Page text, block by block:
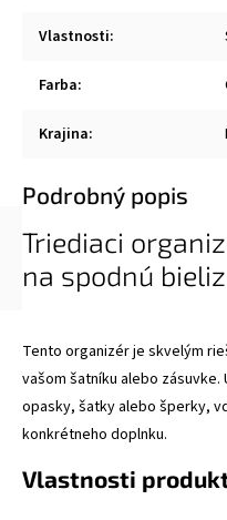
Vlastnosti:
Farba:
Krajina:
Podrobný popis
Triediaci
na spodnú
Tento organizér je skvelým
vašom šatníku alebo
opasky, šatky alebo šperky,
konkrétneho doplnku.
Vlastnosti